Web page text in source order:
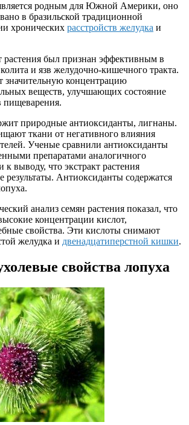
родным для Южной Америки, оно
в бразильской традиционной
хронических расстройств желудка и
растения был признан эффективным в
и язв желудочно-кишечного тракта.
значительную концентрацию
веществ, улучшающих состояние
пищеварения.
природные антиоксиданты, лигнаны.
ткани от негативного влияния
Ученые сравнили антиоксиданты
препаратами аналогичного
выводу, что экстракт растения
результаты. Антиоксиданты содержатся
анализ семян растения показал, что
концентрации кислот,
свойства. Эти кислоты снимают
желудка и двенадцатиперстной кишки.
свойства лопуха